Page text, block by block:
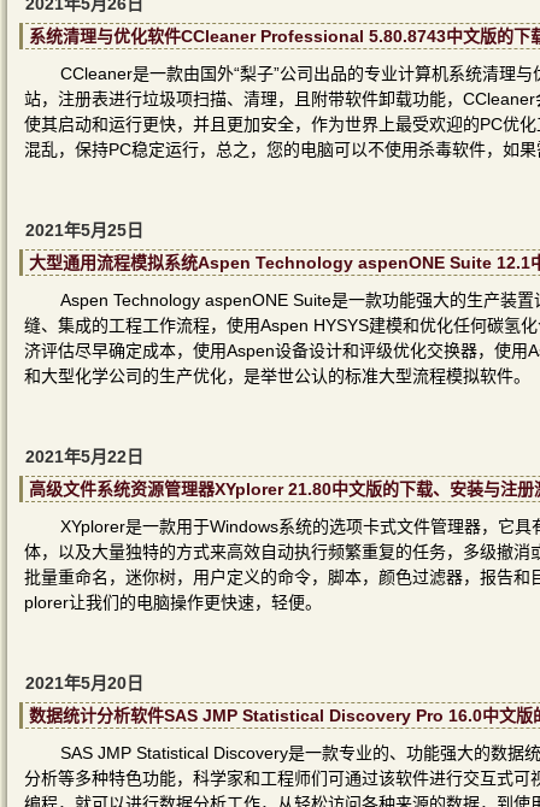
系统清理与优化软件CCleaner Professional 5.80.8743中文版的下
CCleaner是一款由国外“梨子”公司出品的专业计算机系统清理
站，注册表进行垃圾项扫描、清理，且附带软件卸载功能，
使其启动和运行更快，并且更加安全，作为世界上最受欢迎的PC优
混乱，保持PC稳定运行，总之，您的电脑可以不使用杀毒软件，如
2021年5月25日
大型通用流程模拟系统Aspen Technology aspenONE Suite 12.1
Aspen Technology aspenONE Suite是一款功能强大的生产装
缝、集成的工程工作流程，使用Aspen HYSYS建模和优化任何碳氢
济评估尽早确定成本，使用Aspen设备设计和评级优化交换器，使
和大型化学公司的生产优化，是举世公认的标准大型流程模拟软件。
2021年5月22日
高级文件系统资源管理器XYplorer 21.80中文版的下载、安装与注册
XYplorer是一款用于Windows系统的选项卡式文件管理器，它
体，以及大量独特的方式来高效自动执行频繁重复的任务，多级撤
批量重命名，迷你树，用户定义的命令，脚本，颜色过滤器，报告
plorer让我们的电脑操作更快速，轻便。
2021年5月20日
数据统计分析软件SAS JMP Statistical Discovery Pro 16.0中文版
SAS JMP Statistical Discovery是一款专业的、功能强大的数据
分析等多种特色功能，科学家和工程师们可通过该软件进行交互式